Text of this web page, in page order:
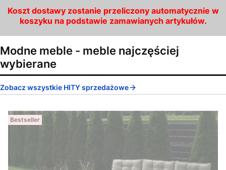
Koszt dostawy zostanie przeliczony automatycznie w
koszyku na podstawie zamawianych artykułów.
Modne meble - meble najczęściej
wybierane
Zobacz wszystkie HITY sprzedażowe
Bestseller